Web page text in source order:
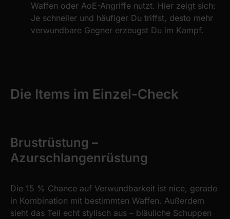
Waffen oder AoE-Angriffe nutzt. Hier zeigt sich:
Je schneller und häufiger Du triffst, desto mehr
verwundbare Gegner erzeugst Du im Kampf.
Die Items im Einzel-Check
Brustrüstung –
Azurschlangenrüstung
Die 15 % Chance auf Verwundbarkeit ist nice, gerade
in Kombination mit bestimmten Waffen. Außerdem
sieht das Teil echt stylisch aus – bläuliche Schuppen